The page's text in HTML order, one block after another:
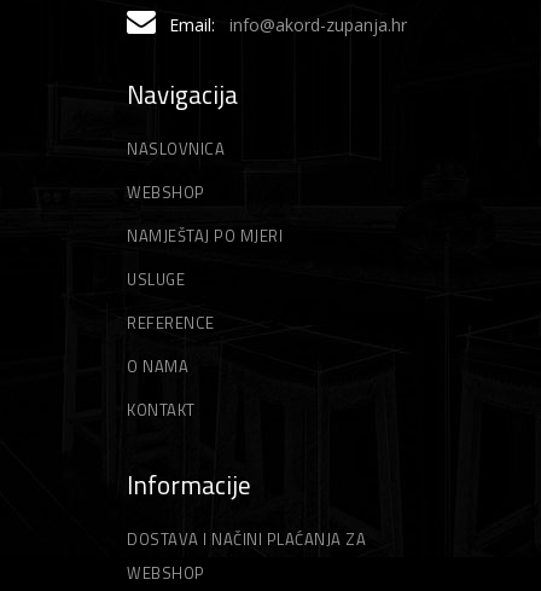
Email: info@akord-zupanja.hr
Navigacija
NASLOVNICA
WEBSHOP
NAMJEŠTAJ PO MJERI
USLUGE
REFERENCE
O NAMA
KONTAKT
Informacije
DOSTAVA I NAČINI PLAĆANJA ZA
WEBSHOP